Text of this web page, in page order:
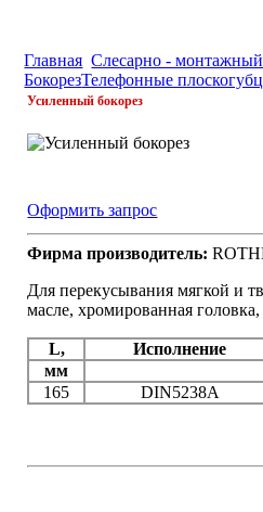
Главная Слесарно -
БокорезТелефонные
Усиленный бокорез
Оформить запрос
Фирма производитель:
Для перекусывания мягкой и
масле, хромированная
L, Исполнение
мм
165
DIN5238A